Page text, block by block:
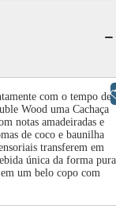
com o tempo de
Wood uma Cachaça
notas amadeiradas e
de coco e baunilha
transferem em
única da forma pura
um belo copo com
Libras